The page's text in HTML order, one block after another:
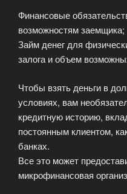
Финансовые
возможностям заемщика;
Займ денег для
залога и объем
Чтобы взять деньги в
условиях, вам
кредитную историю,
постоянным клиентом,
банках.
Все это может
микрофинансовая